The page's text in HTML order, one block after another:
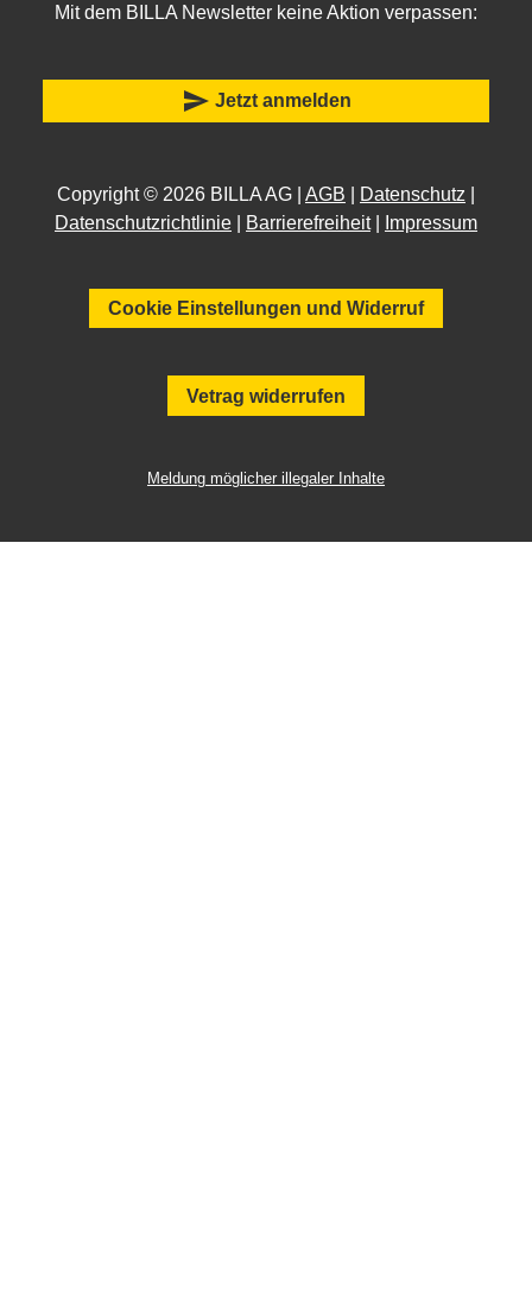
Mit dem BILLA Newsletter keine Aktion verpassen:
send Jetzt anmelden
Copyright © 2026 BILLA AG | AGB Datenschutz
Datenschutzrichtlinie
Barrierefreiheit| Impressum
Cookie Einstellungen und Widerruf
Vetrag widerrufen
Meldung möglicher illegaler Inhalte